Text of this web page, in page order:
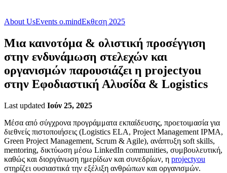
About UsEvents o.mindΕκθεση 2025
Μια καινοτόμα & ολιστική προσέγγιση
στην ενδυνάμωση στελεχών και
οργανισμών παρουσιάζει η projectyou
στην Εφοδιαστική Αλυσίδα & Logistics
Last updated Ιούν 25, 2025
Μέσα από σύγχρονα προγράμματα εκπαίδευσης, προετοιμασία για
διεθνείς πιστοποιήσεις (Logistics ELA, Project Management IPMA,
Green Project Management, Scrum & Agile), ανάπτυξη soft skills,
mentoring, δικτύωση μέσω LinkedIn communities, συμβουλευτική,
καθώς και διοργάνωση ημερίδων και συνεδρίων, η projectyou
στηρίζει ουσιαστικά την εξέλιξη ανθρώπων και οργανισμών.